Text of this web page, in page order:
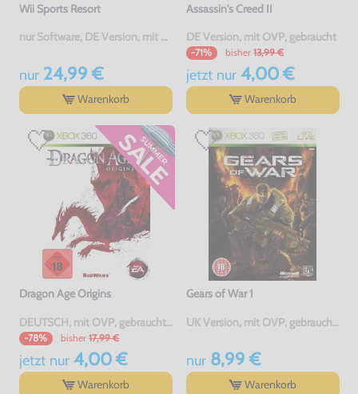
Wii Sports Resort
nur Software, DE Version, mit OVP, gebraucht
nur24,99 €
Warenkorb
Assassin's Creed II
DE Version, mit OVP, gebraucht
-71% bisher 13,99 €
jetzt nur4,00 €
Warenkorb
Dragon Age Origins
DEUTSCH, mit OVP, gebraucht, USK18
-78% bisher 17,99 €
jetzt nur4,00 €
Warenkorb
Gears of War 1
UK Version, mit OVP, gebraucht, USK18
nur8,99 €
Warenkorb